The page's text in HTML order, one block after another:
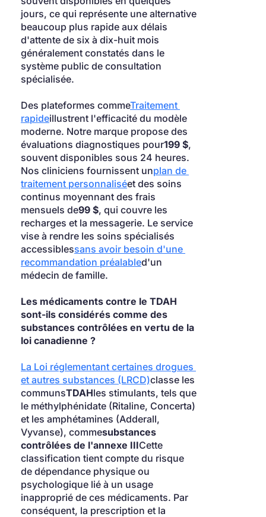
jours, ce qui représente une alternative
beaucoup plus rapide aux délais
d'attente de six à dix-huit mois
généralement constatés dans le
système public de consultation
spécialisée.
Des plateformes commeTraitement
rapideillustrent l'efficacité du modèle
moderne. Notre marque propose des
évaluations diagnostiques pour199 $,
souvent disponibles sous 24 heures.
Nos cliniciens fournissent unplan de
traitement personnaliséet des soins
continus moyennant des frais
mensuels de99 $, qui couvre les
recharges et la messagerie. Le service
vise à rendre les soins spécialisés
accessiblessans avoir besoin d'une
recommandation préalabled'un
médecin de famille.
Les médicaments contre le TDAH
sont-ils considérés comme des
substances contrôlées en vertu de la
loi canadienne ?
La Loi réglementant certaines drogues
et autres substances (LRCD)classe les
communsTDAHles stimulants, tels que
le méthylphénidate (Ritaline, Concerta)
et les amphétamines (Adderall,
Vyvanse), commesubstances
contrôlées de l'annexe IIICette
classification tient compte du risque
de dépendance physique ou
psychologique lié à un usage
inapproprié de ces médicaments. Par
conséquent, la prescription et la